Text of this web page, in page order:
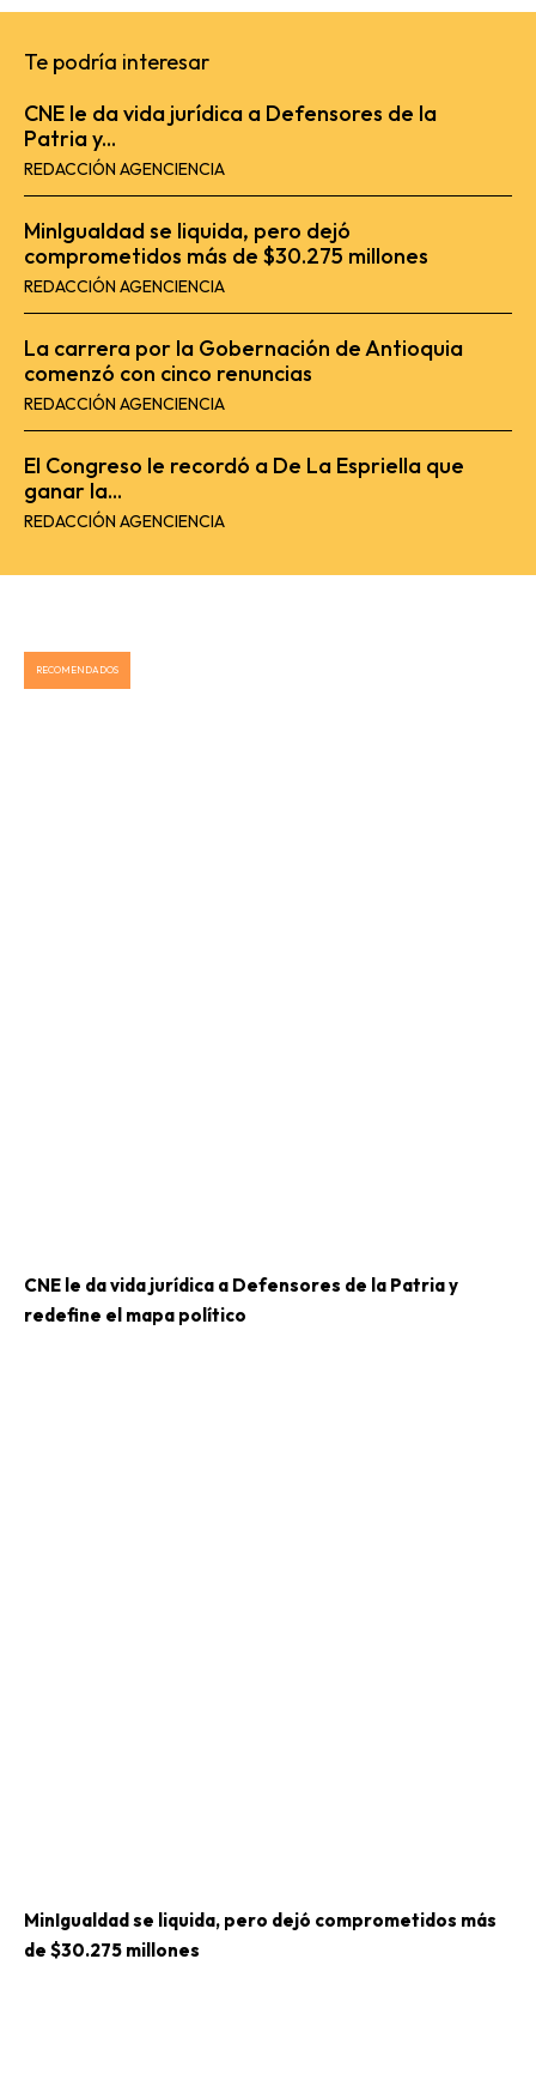
Te podría interesar
CNE le da vida jurídica a Defensores de la
Patria y...
REDACCIÓN AGENCIENCIA
MinIgualdad se liquida, pero dejó
comprometidos más de $30.275 millones
REDACCIÓN AGENCIENCIA
La carrera por la Gobernación de Antioquia
comenzó con cinco renuncias
REDACCIÓN AGENCIENCIA
El Congreso le recordó a De La Espriella que
ganar la...
REDACCIÓN AGENCIENCIA
RECOMENDADOS
CNE le da vida jurídica a Defensores de la Patria y
redefine el mapa político
MinIgualdad se liquida, pero dejó comprometidos más
de $30.275 millones